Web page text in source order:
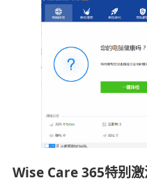
Wise Care 365特别